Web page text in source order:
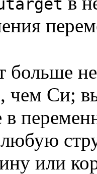
больше
чем Си;
в
любую
или